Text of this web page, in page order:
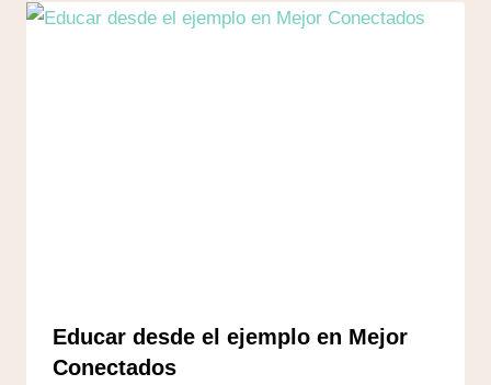
Educar desde el ejemplo en Mejor
Conectados